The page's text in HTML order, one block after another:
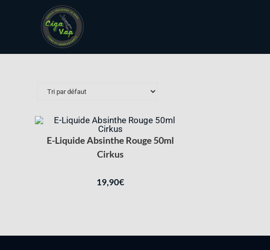
E-Liquide Absinthe Rouge 50ml
Cirkus
19,90€